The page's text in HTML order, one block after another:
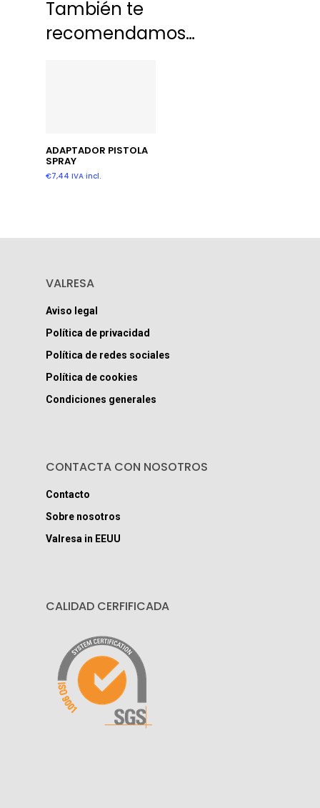
También te
recomendamos…
Añadir Al Carrito
ADAPTADOR PISTOLA
SPRAY
€7,44 IVA incl.
VALRESA
Aviso legal
Política de privacidad
Política de redes sociales
Política de cookies
Condiciones generales
CONTACTA CON NOSOTROS
Contacto
Sobre nosotros
Valresa in EEUU
CALIDAD CERFIFICADA